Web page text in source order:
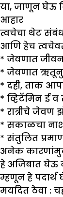
या, जाणून घेऊ
आहार
त्वचेचा थेट
आणि हेच
* जेवणात
* जेवणात
* दही, ताक
* व्हिटॅमिन ई
* रात्रीचे जेवण
* सकाळचा
* संतुलित
अनेक
हे अजिबात घेऊ
म्हणून हे पदार्थ
मर्यादेत ठेवा :